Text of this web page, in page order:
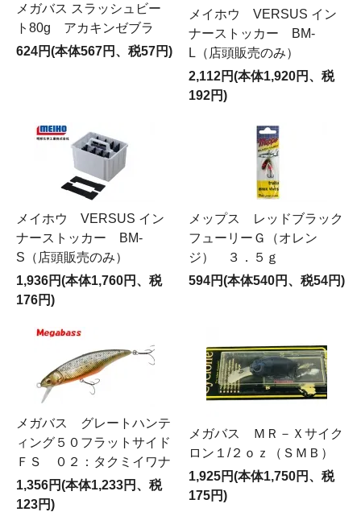
メガバス スラッシュビー
ト80g アカキンゼブラ
624円(本体567円、税57円)
メイホウ VERSUS イン
ナーストッカー BM-
L（店頭販売のみ）
2,112円(本体1,920円、税
192円)
メイホウ VERSUS イン
ナーストッカー BM-
S（店頭販売のみ）
1,936円(本体1,760円、税
176円)
メップス レッドブラック
フューリーＧ（オレン
ジ） ３．５ｇ
594円(本体540円、税54円)
メガバス グレートハンテ
ィング５０フラットサイド
ＦＳ ０２：タクミイワナ
1,356円(本体1,233円、税
123円)
メガバス ＭＲ－Ｘサイク
ロン１/２ｏｚ（ＳＭＢ）
1,925円(本体1,750円、税
175円)